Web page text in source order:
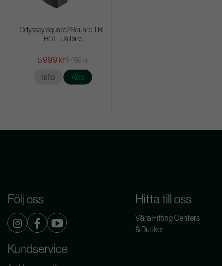
Odyssey Square 2 Square TRI-
HOT - Jailbird
5 999 kr6 499 kr
Info Köp
Följ oss Hitta till oss
Våra Fitting Centers
& Butiker
Kundservice